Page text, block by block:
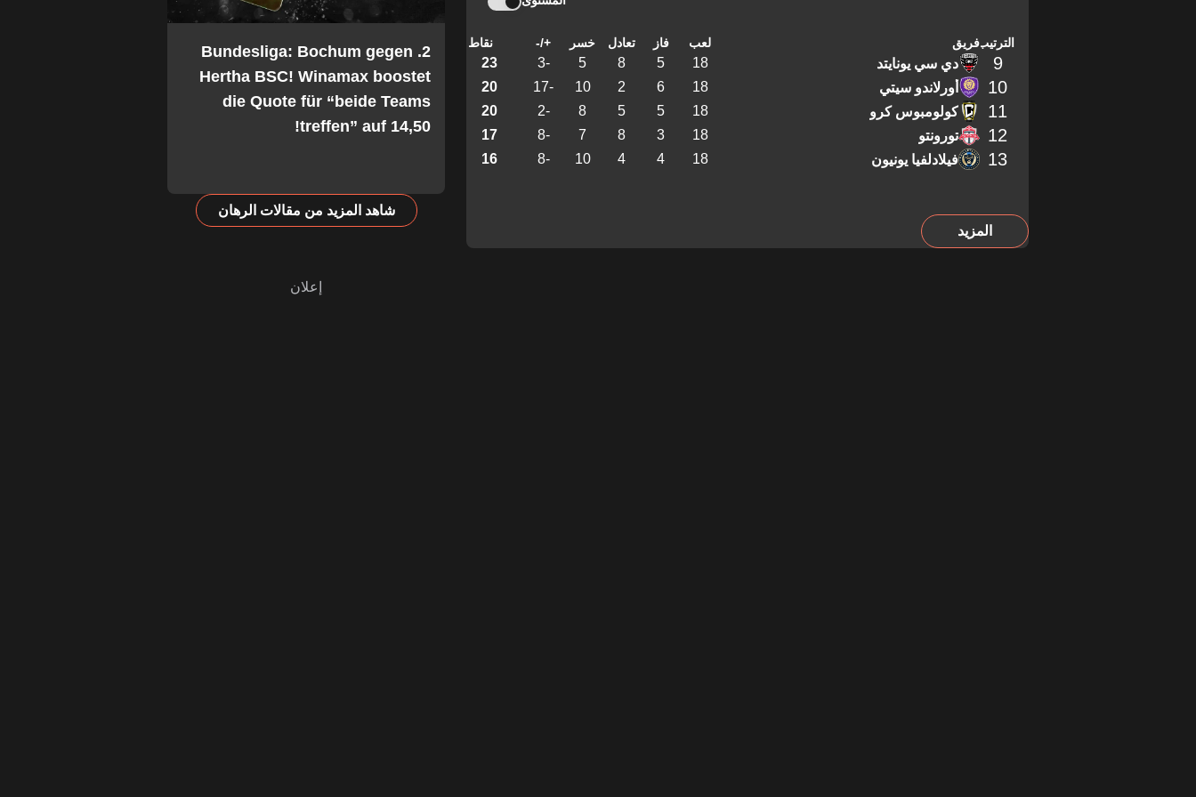
الترتيبفريق لعب فاز تعادل خسر +/- نقاط
9 دي سي يونايتد 18
5
8
5
-3
23
10 أورلاندو سيتي 18
6
2
10
-17
20
11 كولومبوس كرو 18
5
5
8
-2
20
12 تورونتو 18
3
8
7
-8
17
13 فيلادلفيا يونيون 18
4
4
10
-8
16
المزيد
2. Bundesliga: Bochum gegen
Hertha BSC! Winamax boostet
die Quote für “beide Teams
treffen” auf 14,50!
شاهد المزيد من مقالات الرهان